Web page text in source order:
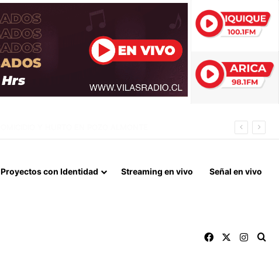
Proyectos con Identidad Streaming en vivo Señal en vivo
Facebook